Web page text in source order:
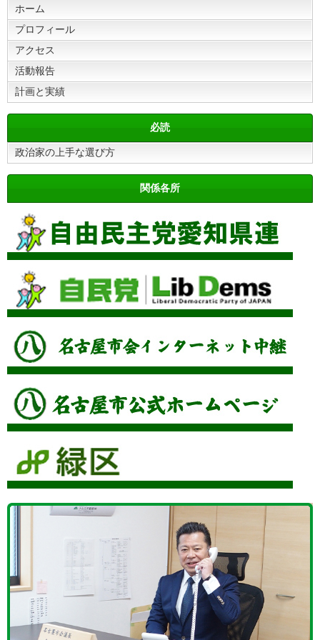
ホーム
プロフィール
アクセス
活動報告
計画と実績
必読
政治家の上手な選び方
関係各所